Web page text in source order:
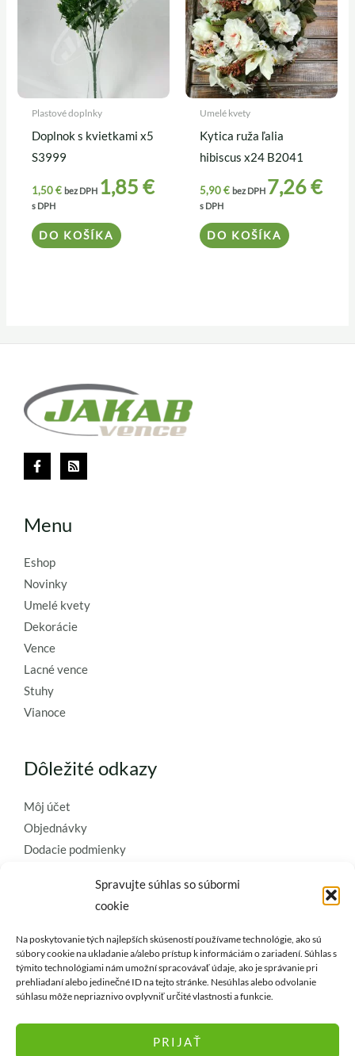
Spravujte súhlas so súbormi
cookie
Na poskytovanie tých najlepších skúseností používame technológie, ako sú
súbory cookie na ukladanie a/alebo prístup k informáciám o zariadení. Súhlas s
týmito technológiami nám umožní spracovávať údaje, ako je správanie pri
prehliadaní alebo jedinečné ID na tejto stránke. Nesúhlas alebo odvolanie
súhlasu môže nepriaznivo ovplyvniť určité vlastnosti a funkcie.
PRIJAŤ
Plastové doplnky
Doplnok s kvietkami x5
S3999
1,50€ bez DPH 1,85 €
s DPH
DO KOŠÍKA
Umelé kvety
Kytica ruža ľalia
hibiscus x24 B2041
5,90€ bez DPH 7,26€
s DPH
DO KOŠÍKA
Menu
Eshop
Novinky
Umelé kvety
Dekorácie
Vence
Lacné vence
Stuhy
Vianoce
Dôležité odkazy
Môj účet
Objednávky
Dodacie podmienky
Ochrana osobných údajov
Zásady používania súborov cookie
Kontaktujte nás a požiadajte o
najkvalitnejšie umelé kvety a
dekorácie..